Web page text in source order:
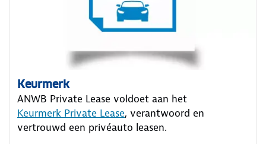
Keurmerk
ANWB Private Lease voldoet aan het
Keurmerk Private Lease, verantwoord en
vertrouwd een privéauto leasen.